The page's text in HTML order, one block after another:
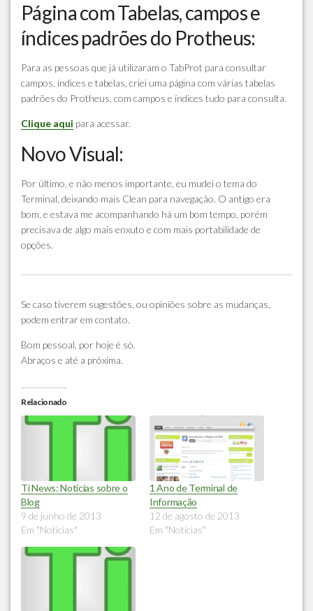
Página com Tabelas, campos e
índices padrões do Protheus:
Para as pessoas que já utilizaram o TabProt para consultar
campos, índices e tabelas, criei uma página com várias tabelas
padrões do Protheus, com campos e índices tudo para consulta.
Clique aqui para acessar.
Novo Visual:
Por último, e não menos importante, eu mudei o tema do
Terminal, deixando mais Clean para navegação. O antigo era
bom, e estava me acompanhando há um bom tempo, porém
precisava de algo mais enxuto e com mais portabilidade de
opções.
Se caso tiverem sugestões, ou opiniões sobre as mudanças,
podem entrar em contato.
Bom pessoal, por hoje é só.
Abraços e até a próxima.
Relacionado
Ti News: Notícias sobre o
Blog
9 de junho de 2013
Em "Notícias"
1 Ano de Terminal de
Informação
12 de agosto de 2013
Em "Notícias"